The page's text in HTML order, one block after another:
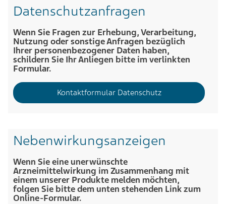
Datenschutzanfragen
Wenn Sie Fragen zur Erhebung, Verarbeitung,
Nutzung oder sonstige Anfragen bezüglich
Ihrer personenbezogener Daten haben,
schildern Sie Ihr Anliegen bitte im verlinkten
Formular.
Kontaktformular Datenschutz
Nebenwirkungsanzeigen
Wenn Sie eine unerwünschte
Arzneimittelwirkung im Zusammenhang mit
einem unserer Produkte melden möchten,
folgen Sie bitte dem unten stehenden Link zum
Online-Formular.